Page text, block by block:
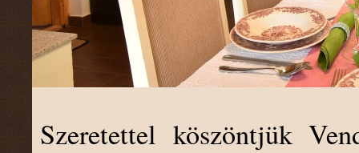
Szeretettel köszöntjük